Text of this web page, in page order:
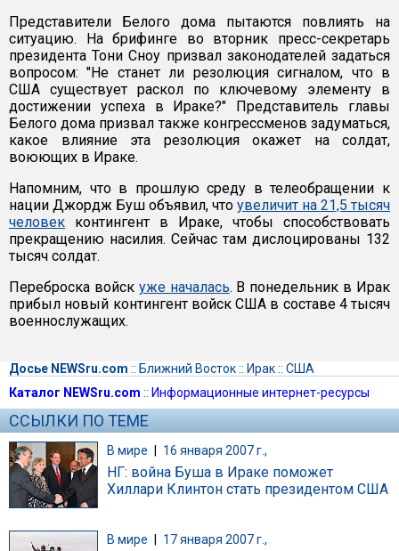
Представители Белого дома пытаются повлиять на
ситуацию. На брифинге во вторник пресс-секретарь
президента Тони Сноу призвал законодателей задаться
вопросом: "Не станет ли резолюция сигналом, что в
США существует раскол по ключевому элементу в
достижении успеха в Ираке?" Представитель главы
Белого дома призвал также конгрессменов задуматься,
какое влияние эта резолюция окажет на солдат,
воюющих в Ираке.
Напомним, что в прошлую среду в телеобращении к
нации Джордж Буш объявил, что увеличит на 21,5 тысяч
человек контингент в Ираке, чтобы способствовать
прекращению насилия. Сейчас там дислоцированы 132
тысяч солдат.
Переброска войск уже началась. В понедельник в Ирак
прибыл новый контингент войск США в составе 4 тысяч
военнослужащих.
Досье NEWSru.com :: Ближний Восток:: Ирак:: США
Каталог NEWSru.com :: Информационные интернет-ресурсы
ССЫЛКИ ПО ТЕМЕ
В мире | 16 января 2007 г.,
НГ: война Буша в Ираке поможет
Хиллари Клинтон стать президентом США
В мире 17 января 2007 г.,